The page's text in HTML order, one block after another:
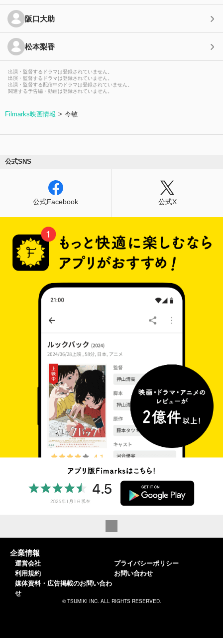
阪口大助
松本梨香
出演・監督するドラマは登録されていません。
出演・監督するドラマは登録されていません。
出演・監督する配信中のドラマは登録されていません。
関連する予告編・動画は登録されていません。
Filmarks映画情報 今敏
公式SNS
公式Facebook 公式X
企業情報
運営会社
利用規約
媒体資料・広告掲載のお問い合わ
せ
プライバシーポリシー
お問い合わせ
© TSUMIKI INC. ALL RIGHTS RESERVED.